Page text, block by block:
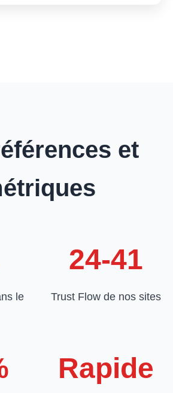
et
le
24-41
Trust Flow de nos sites
Rapide